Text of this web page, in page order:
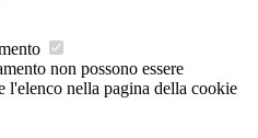
non possono essere
l'elenco nella pagina della cookie